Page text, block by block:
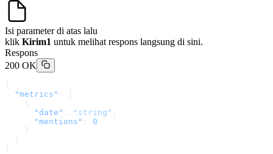
Isi parameter di atas lalu
klik Kirim1 untuk melihat respons langsung di sini.
Respons
200 OK
{
  "metrics"
: [
    {
      "date"
: "string" ,
      "mentions"
: 0
    }
}